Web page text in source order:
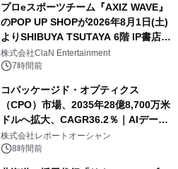
プロeスポーツチーム『AXIZ WAVE』
のPOP UP SHOPが2026年8月1日(土)
よりSHIBUYA TSUTAYA 6階 IP書店で
開催決定！！
株式会社ClaN Entertainment
7時間前
コパッケージド・オプティクス
（CPO）市場、2035年28億8,700万米
ドルへ拡大、CAGR36.2％｜AIデータ
センター・高速光通信需要が成長を加
速
株式会社レポートオーシャン
8時間前